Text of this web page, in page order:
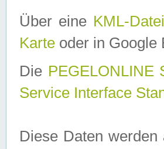
Über eine KML-Datei
Karte oder in Google
Die PEGELONLINE
Service Interface
Diese Daten